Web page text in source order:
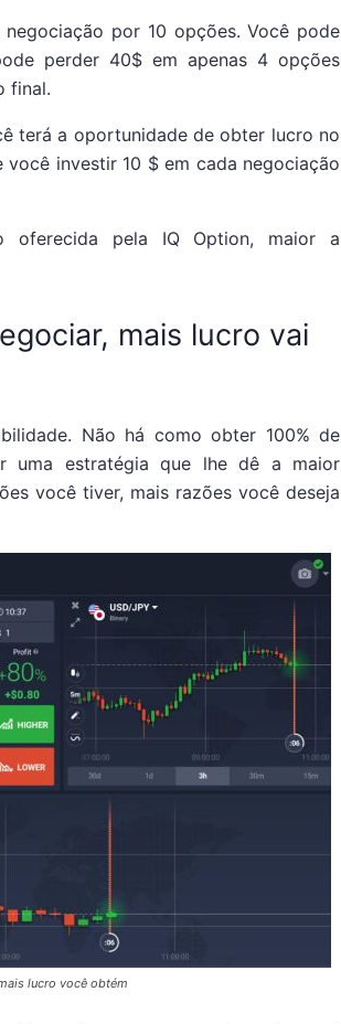
por 10 opções. Você pode
perder 40$ em apenas 4 opções
final.
terá a oportunidade de obter lucro no
investir 10 $ em cada negociação
oferecida pela IQ Option, maior a
mais lucro vai
Não há como obter 100% de
uma estratégia que lhe dê a maior
você tiver, mais razões você deseja
lucro você obtém